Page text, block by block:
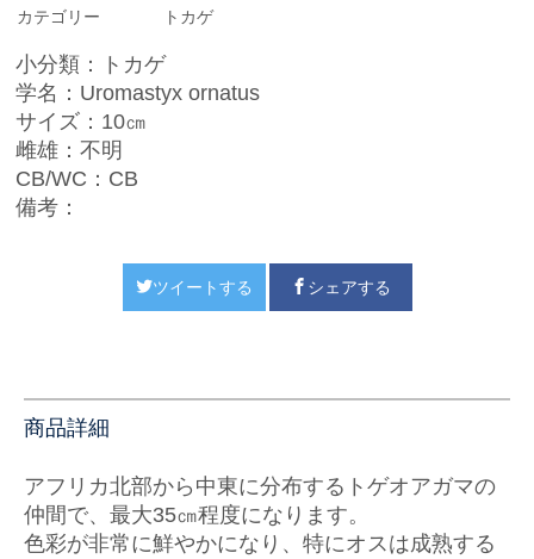
カテゴリー トカゲ
小分類：トカゲ
学名：Uromastyx ornatus
サイズ：10㎝
雌雄：不明
CB/WC：CB
備考：
ツイートする シェアする
商品詳細
アフリカ北部から中東に分布するトゲオアガマの
仲間で、最大35㎝程度になります。
色彩が非常に鮮やかになり、特にオスは成熟する